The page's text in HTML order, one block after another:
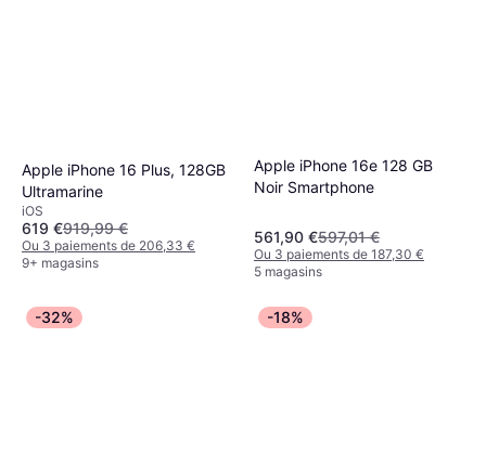
Apple iPhone 16 Plus, 128GB
Ultramarine
iOS
619 €919,99 €
Ou 3 paiements de 206,33 €
9+ magasins
Apple iPhone 16e 128 GB
Noir Smartphone
561,90 €597,01 €
Ou 3 paiements de 187,30 €
5 magasins
-32% -18%